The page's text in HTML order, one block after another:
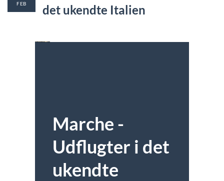
det ukendte Italien
Marche -
Udflugter i det
ukendte
FEB